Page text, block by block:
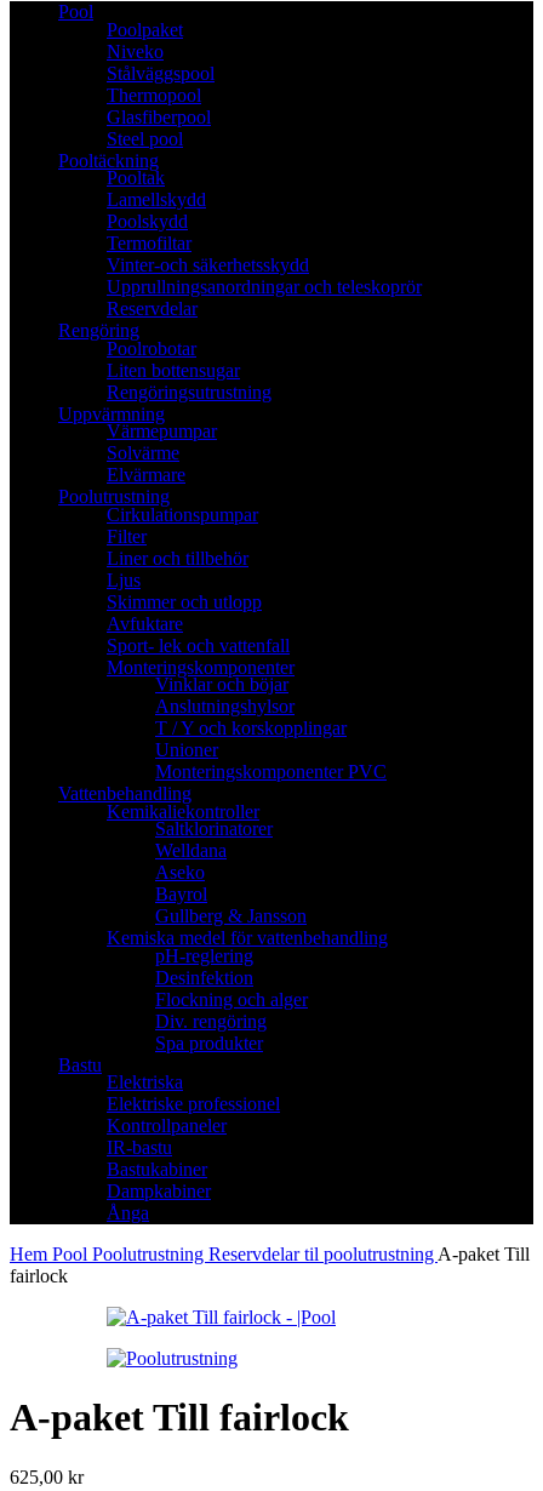
Pool
Poolpaket
Niveko
Stålväggspool
Thermopool
Glasfiberpool
Steel pool
Pooltäckning
Pooltak
Lamellskydd
Poolskydd
Termofiltar
Vinter-och säkerhetsskydd
Upprullningsanordningar och teleskoprör
Reservdelar
Rengöring
Poolrobotar
Liten bottensugar
Rengöringsutrustning
Uppvärmning
Värmepumpar
Solvärme
Elvärmare
Poolutrustning
Cirkulationspumpar
Filter
Liner och tillbehör
Ljus
Skimmer och utlopp
Avfuktare
Sport- lek och vattenfall
Monteringskomponenter
Vinklar och böjar
Anslutningshylsor
T / Y och korskopplingar
Unioner
Monteringskomponenter PVC
Vattenbehandling
Kemikaliekontroller
Saltklorinatorer
Welldana
Aseko
Bayrol
Gullberg & Jansson
Kemiska medel för vattenbehandling
pH-reglering
Desinfektion
Flockning och alger
Div. rengöring
Spa produkter
Bastu
Elektriska
Elektriske professionel
Kontrollpaneler
IR-bastu
Bastukabiner
Dampkabiner
Ånga
Hem Pool Poolutrustning Reservdelar til poolutrustning A-paket Till
fairlock
A-paket Till fairlock
625,00 kr